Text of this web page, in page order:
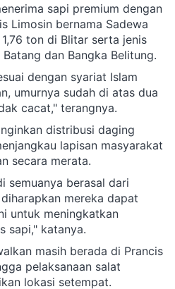
sapi premium dengan
Limosin bernama Sadewa
ton di Blitar serta jenis
dan Bangka Belitung.
dengan syariat Islam
umurnya sudah di atas dua
cacat," terangnya.
distribusi daging
lapisan masyarakat
secara merata.
semuanya berasal dari
mereka dapat
untuk meningkatkan
sapi," katanya.
masih berada di Prancis
pelaksanaan salat
lokasi setempat.